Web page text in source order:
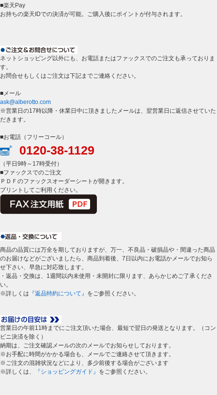
■楽天Pay
お持ちの楽天IDでの決済が可能。ご購入後にポイントが付与されます。
ネットショッピング以外にも、お電話またはファックスでのご注文も承っておりま
す。
お問合せもしくはご注文は下記までご連絡ください。
■メール
ask@alberotto.com
※営業日の17時以降・休業日中に頂きましたメールは、翌営業日に返信させていた
だきます。
■お電話（フリーコール）
0120-38-1129
（平日9時～17時受付）
■ファックスでのご注文
ＰＤＦのファックスオーダーシートが開きます。
プリントしてご利用ください。
商品の品質には万全を期しておりますが、万一、不良品・破損品や・間違った商品
のお届けなどがございましたら、商品到着後、7日以内にお電話かメールでお知ら
せ下さい、早急に対応致します。
・返品・交換は、1週間以内未使用・未開封に限ります、あらかじめご了承くださ
い。
※詳しくは 『返品特約について』 をご参照ください。
営業日の午前11時までにご注文頂いた場合、最短で翌日の発送となります。（コン
ビニ決済を除く）
納期は、ご注文確認メールの次のメールでお知らせしております。
※お手配に時間がかかる場合も、メールでご連絡させて頂きます。
※ご注文の混雑状況などにより、多少前後する場合がございます
※詳しくは、
『ショッピングガイド』 をご参照ください。